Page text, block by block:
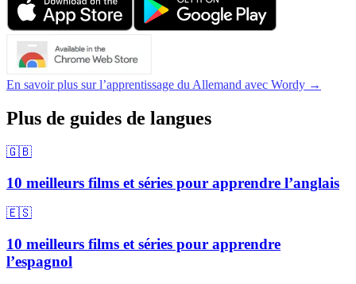
En savoir plus sur l’apprentissage du Allemand avec Wordy →
Plus de guides de langues
🇬🇧
10 meilleurs films et séries pour apprendre l’anglais
🇪🇸
10 meilleurs films et séries pour apprendre
l’espagnol